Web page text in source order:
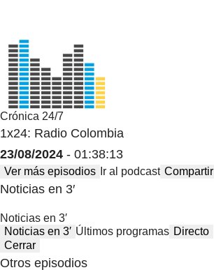
Crónica 24/7
1x24: Radio Colombia
23/08/2024 - 01:38:13
Ver más episodios Ir al podcast Compartir
Noticias en 3′
Noticias en 3′
Noticias en 3′ Últimos programas Directo
Cerrar
Otros episodios